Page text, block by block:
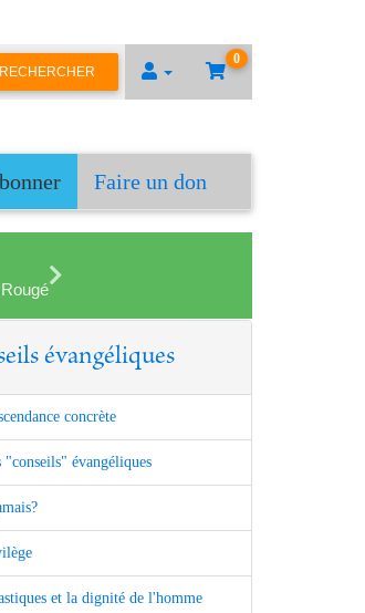
0
RECHERCHER
Faire un don
évangéliques
concrète
évangéliques
et la dignité de l'homme